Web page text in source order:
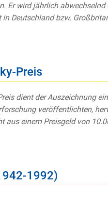
Er wird jährlich
Deutschland bzw.
Preis
dient der Auszeichnung
veröffentlichten,
aus einem Preisgeld von
1992)